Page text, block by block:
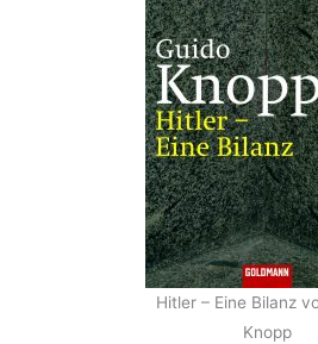
Hitler – Eine Bilanz
Knopp